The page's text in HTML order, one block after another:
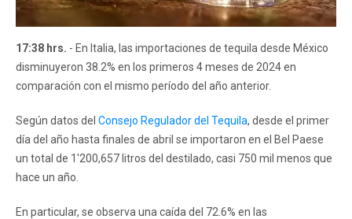
17:38 hrs. - En Italia, las importaciones de tequila desde México
disminuyeron 38.2% en los primeros 4 meses de 2024 en
comparación con el mismo período del año anterior.
Según datos del Consejo Regulador del Tequila, desde el primer
día del año hasta finales de abril se importaron en el Bel Paese
un total de 1'200,657 litros del destilado, casi 750 mil menos que
hace un año.
En particular, se observa una caída del 72.6% en las